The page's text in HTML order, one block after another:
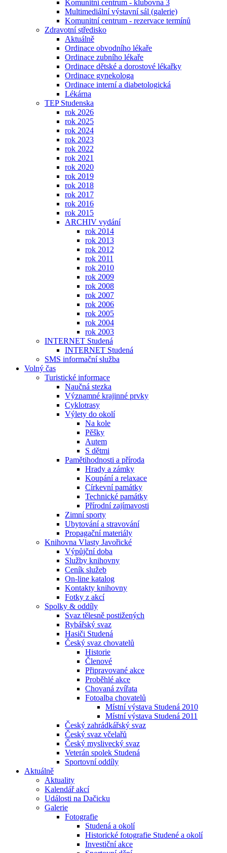
Komunitní centrum - klubovna 3
Multimediální výstavní sál (galerie)
Komunitní centrum - rezervace termínů
Zdravotní středisko
Aktuálně
Ordinace obvodního lékaře
Ordinace zubního lékaře
Ordinace dětské a dorostové lékařky
Ordinace gynekologa
Ordinace interní a diabetologická
Lékárna
TEP Studenska
rok 2026
rok 2025
rok 2024
rok 2023
rok 2022
rok 2021
rok 2020
rok 2019
rok 2018
rok 2017
rok 2016
rok 2015
ARCHIV vydání
rok 2014
rok 2013
rok 2012
rok 2011
rok 2010
rok 2009
rok 2008
rok 2007
rok 2006
rok 2005
rok 2004
rok 2003
INTERNET Studená
INTERNET Studená
SMS informační služba
Volný čas
Turistické informace
Naučná stezka
Významné krajinné prvky
Cyklotrasy
Výlety do okolí
Na kole
Pěšky
Autem
S dětmi
Pamětihodnosti a příroda
Hrady a zámky
Koupání a relaxace
Církevní památky
Technické památky
Přírodní zajímavosti
Zimní sporty
Ubytování a stravování
Propagační materiály
Knihovna Vlasty Javořické
Výpůjční doba
Služby knihovny
Ceník služeb
On-line katalog
Kontakty knihovny
Fotky z akcí
Spolky & oddíly
Svaz tělesně postižených
Rybářský svaz
Hasiči Studená
Český svaz chovatelů
Historie
Členové
Připravované akce
Proběhlé akce
Chovaná zvířata
Fotoalba chovatelů
Místní výstava Studená 2010
Místní výstava Studená 2011
Český zahrádkářský svaz
Český svaz včelařů
Český myslivecký svaz
Veterán spolek Studená
Sportovní oddíly
Aktuálně
Aktuality
Kalendář akcí
Události na Dačicku
Galerie
Fotografie
Studená a okolí
Historické fotografie Studené a okolí
Investiční akce